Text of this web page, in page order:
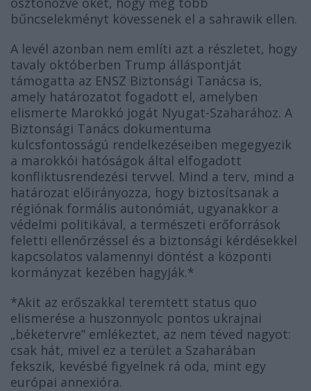
bűncselekményt kövessenek el a sahrawik ellen.
A levél azonban nem említi azt a részletet, hogy
tavaly októberben Trump álláspontját
támogatta az ENSZ Biztonsági Tanácsa is,
amely határozatot fogadott el, amelyben
elismerte Marokkó jogát Nyugat-Szaharához. A
Biztonsági Tanács dokumentuma
kulcsfontosságú rendelkezéseiben megegyezik
a marokkói hatóságok által elfogadott
konfliktusrendezési tervvel. Mind a terv, mind a
határozat előirányozza, hogy biztosítsanak a
régiónak formális autonómiát, ugyanakkor a
védelmi politikával, a természeti erőforrások
feletti ellenőrzéssel és a biztonsági kérdésekkel
kapcsolatos valamennyi döntést a központi
kormányzat kezében hagyják.*
*Akit az erőszakkal teremtett status quo
elismerése a huszonnyolc pontos ukrajnai
„béketervre” emlékeztet, az nem téved nagyot:
csak hát, mivel ez a terület a Szaharában
fekszik, kevésbé figyelnek rá oda, mint egy
európai annexióra.